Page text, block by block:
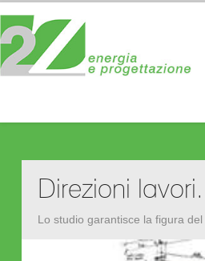
Direzioni lavori.
Lo studio garantisce la figura del